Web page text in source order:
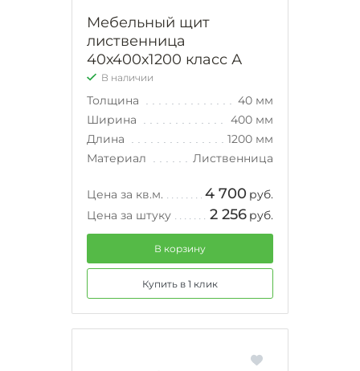
Мебельный щит
лиственница
40х400х1200 класс А
В наличии
Толщина
40 мм
Ширина
400 мм
Длина
1200 мм
Материал
Лиственница
Цена за кв.м. 4 700 руб.
Цена за штуку
2 256 руб.
В корзину
Купить в 1 клик